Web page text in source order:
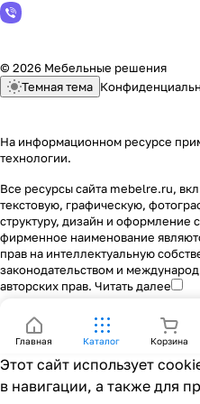
© 2026 Мебельные решения
Темная тема
На информационном ресурсе
технологии.
Все ресурсы сайта mebelre.ru,
текстовую, графическую,
структуру, дизайн и оформление
фирменное наименование
прав на интеллектуальную
законодательством и
авторских прав. Читать далее
Главная Каталог Корзина
Этот сайт использует
в навигации, а также для